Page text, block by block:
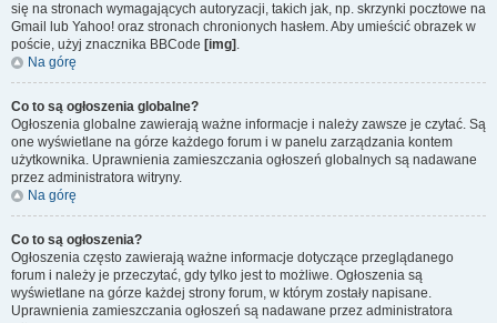
się na stronach wymagających autoryzacji, takich jak, np. skrzynki pocztowe na
Gmail lub Yahoo! oraz stronach chronionych hasłem. Aby umieścić obrazek w
poście, użyj znacznika BBCode [img] .
Na górę
Co to są ogłoszenia globalne?
Ogłoszenia globalne zawierają ważne informacje i należy zawsze je czytać. Są
one wyświetlane na górze każdego forum i w panelu zarządzania kontem
użytkownika. Uprawnienia zamieszczania ogłoszeń globalnych są nadawane
przez administratora witryny.
Na górę
Co to są ogłoszenia?
Ogłoszenia często zawierają ważne informacje dotyczące przeglądanego
forum i należy je przeczytać, gdy tylko jest to możliwe. Ogłoszenia są
wyświetlane na górze każdej strony forum, w którym zostały napisane.
Uprawnienia zamieszczania ogłoszeń są nadawane przez administratora